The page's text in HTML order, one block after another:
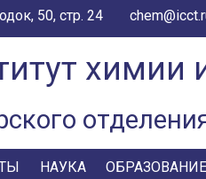
50, стр. 24
химии
НАУКА ОБРАЗОВАНИЕ